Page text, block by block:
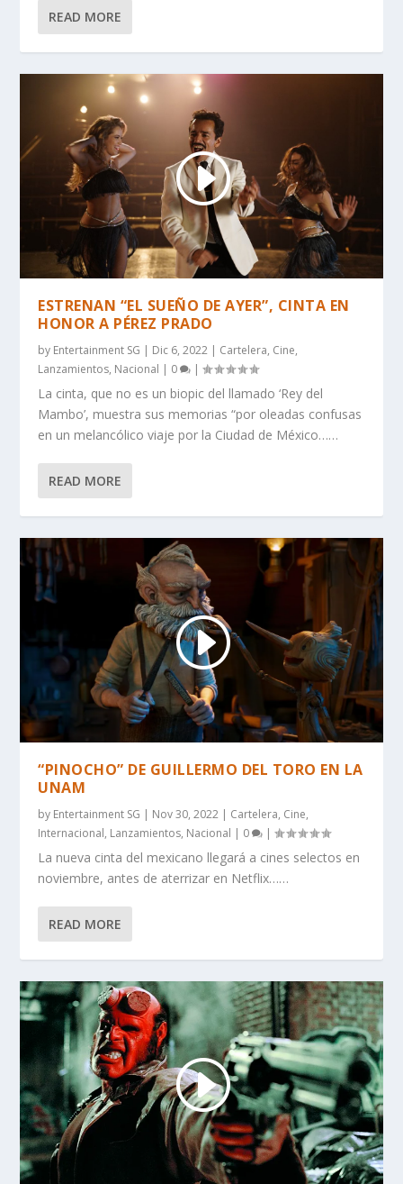
READ MORE
ESTRENAN “EL SUEÑO DE AYER”, CINTA EN
HONOR A PÉREZ PRADO
by Entertainment SG | Dic 6, 2022 | Cartelera, Cine,
Lanzamientos, Nacional | 0 |
La cinta, que no es un biopic del llamado ‘Rey del
Mambo’, muestra sus memorias “por oleadas confusas
en un melancólico viaje por la Ciudad de México……
READ MORE
“PINOCHO” DE GUILLERMO DEL TORO EN LA
UNAM
by Entertainment SG | Nov 30, 2022 | Cartelera, Cine,
Internacional, Lanzamientos, Nacional | 0 |
La nueva cinta del mexicano llegará a cines selectos en
noviembre, antes de aterrizar en Netflix……
READ MORE